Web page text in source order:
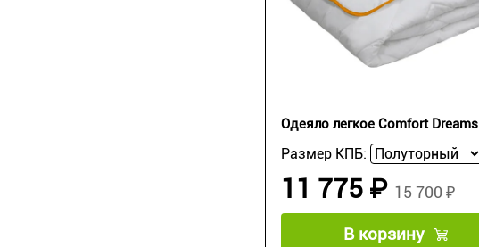
Одеяло легкое Comfort Dreams
Размер КПБ:
15 700 ₽
11 775 ₽
В корзину